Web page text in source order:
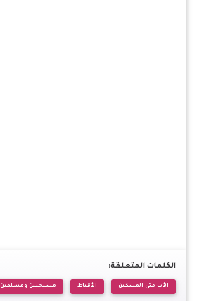
الكلمات المتعلقة:
الأب متى المسكين الأقباط مسيحيين ومسلمين